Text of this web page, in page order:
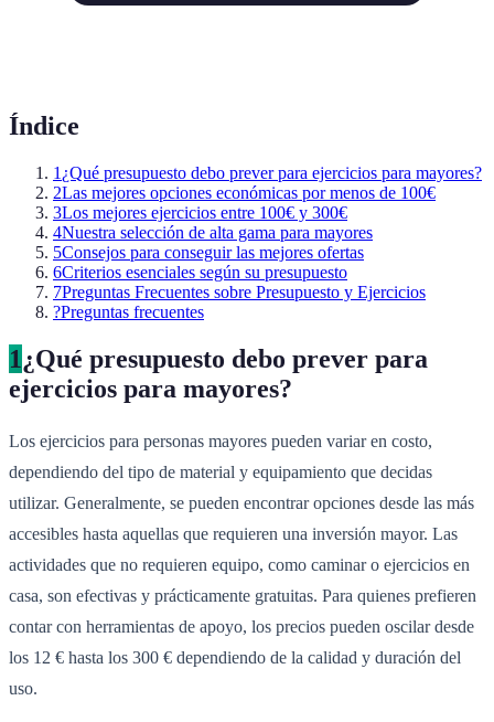
Índice
1 ¿Qué presupuesto debo prever para ejercicios para mayores?
2Las mejores opciones económicas por menos de 100€
3Los mejores ejercicios entre 100€ y 300€
4Nuestra selección de alta gama para mayores
5Consejos para conseguir las mejores ofertas
6Criterios esenciales según su presupuesto
7Preguntas Frecuentes sobre Presupuesto y Ejercicios
?Preguntas frecuentes
1¿Qué presupuesto debo prever para
ejercicios para mayores?
Los ejercicios para personas mayores pueden variar en costo,
dependiendo del tipo de material y equipamiento que decidas
utilizar. Generalmente, se pueden encontrar opciones desde las más
accesibles hasta aquellas que requieren una inversión mayor. Las
actividades que no requieren equipo, como caminar o ejercicios en
casa, son efectivas y prácticamente gratuitas. Para quienes prefieren
contar con herramientas de apoyo, los precios pueden oscilar desde
los 12 € hasta los 300 € dependiendo de la calidad y duración del
uso.